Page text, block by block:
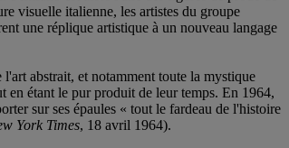
visuelle italienne, les artistes du groupe
une réplique artistique à un nouveau langage
abstrait, et notamment toute la mystique
en étant le pur produit de leur temps. En 1964,
sur ses épaules « tout le fardeau de l'histoire
York Times, 18 avril 1964).